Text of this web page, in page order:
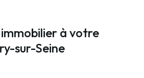
à votre
sur-Seine